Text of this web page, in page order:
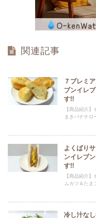
関連記事
７プレミ
ブンイレ
す!!
【商品紹介
まきバナナ
よくばり
ンイレブ
す!!
【商品紹介
ムカツ＆たま
冷し汁な